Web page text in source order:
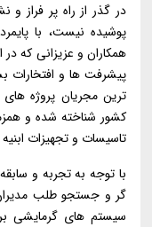
در گذر از راه پر فراز
پوشیده نیست، با
همکاران و عزیزانی که
پیشرفت ها و افتخارات
ترین مجریان پروژه
کشور شناخته شده و
تاسیسات و تجهیزات
با توجه به تجربه و
گر و جستجو طلب
سیستم های گرمایشی